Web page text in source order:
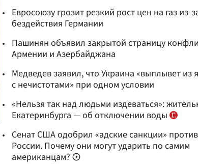
Евросоюзу грозит резкий рост цен на газ из-
бездействия Германии
Пашинян объявил закрытой страницу
Армении и Азербайджана
Медведев заявил, что Украина «выплывет из
с нечистотами» при одном условии
«Нельзя так над людьми издеваться»:
Екатеринбурга — об отключении воды
Сенат США одобрил «адские санкции» против
России. Почему они могут ударить по самим
американцам?